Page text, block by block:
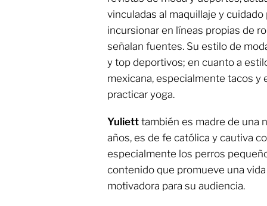
vinculadas al maquillaje y
incursionar en líneas propias de
señalan fuentes. Su estilo de
y top deportivos; en cuanto a
mexicana, especialmente tacos y
practicar yoga.
Yuliett también es madre de una
años, es de fe católica y cautiva
especialmente los perros
contenido que promueve una
motivadora para su audiencia.